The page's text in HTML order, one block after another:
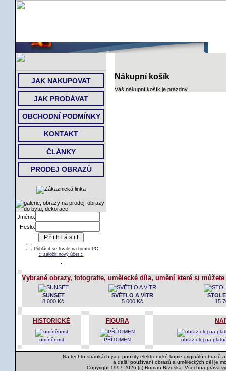
JAK NAKUPOVAT
JAK PRODÁVAT
OBCHODNÍ PODMÍNKY
KONTAKT
ČLÁNKY
PRODEJ OBRAZŮ
Jméno:
Heslo:
Přihlásit se trvale na tomto PC
:: založit nový účet ::
Nákupní košík
Váš nákupní košík je prázdný.
Vybrané obrazy, fotografie, umělecké díla, umění které si
SUNSET
8 000 Kč
SVĚTLO A VÍTR
5 000 Kč
15
HISTORICKÉ
umíněnost
FIGURA
PŘÍTOMEN obraz olej na
Na techto stránkách jsou použity elektronické kopie originálů obrazů
a další používání obrazů a uměleckých děl je
Copyright 1997-2026 (c) Roman Brzuska. Všechna práva